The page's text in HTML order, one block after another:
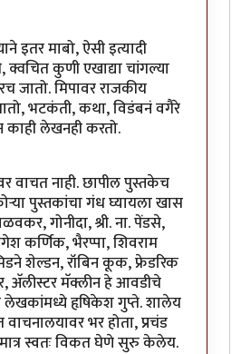
इतर माबो, ऐसी इत्यादी
क्वचित कुणी एखाद्या चांगल्या
जातो. मिपावर राजकीय
भटकंती, कथा, विडंबनं वगैरे
लेखनही करतो.
वाचत नाही. छापील पुस्तकेच
पुस्तकांचा गंध घ्यायला खास
गोनीदा, श्री. ना. पेंडसे,
कर्णिक, भैरप्पा, शिवराम
शेल्डन, रॉबिन कूक, फ्रेडरिक
अ‍ॅलीस्टर मॅक्लीन हे आवडीचे
लेखकांमध्ये हृषिकेश गुप्ते. शालेय
भर होता, प्रचंड
स्वतः विकत घेणे सुरु केलेय.